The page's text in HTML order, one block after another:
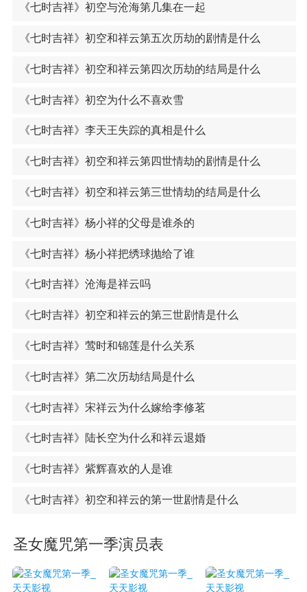
《七时吉祥》初空与沧海第几集在一起
《七时吉祥》初空和祥云第五次历劫的剧情是什么
《七时吉祥》初空和祥云第四次历劫的结局是什么
《七时吉祥》初空为什么不喜欢雪
《七时吉祥》李天王失踪的真相是什么
《七时吉祥》初空和祥云第四世情劫的剧情是什么
《七时吉祥》初空和祥云第三世情劫的结局是什么
《七时吉祥》杨小祥的父母是谁杀的
《七时吉祥》杨小祥把绣球抛给了谁
《七时吉祥》沧海是祥云吗
《七时吉祥》初空和祥云的第三世剧情是什么
《七时吉祥》莺时和锦莲是什么关系
《七时吉祥》第二次历劫结局是什么
《七时吉祥》宋祥云为什么嫁给李修茗
《七时吉祥》陆长空为什么和祥云退婚
《七时吉祥》紫辉喜欢的人是谁
《七时吉祥》初空和祥云的第一世剧情是什么
圣女魔咒第一季演员表